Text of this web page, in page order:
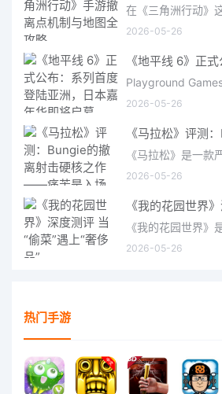
2026-05-26
2026-05-26
2026-05-26
2026-05-26
热门手游